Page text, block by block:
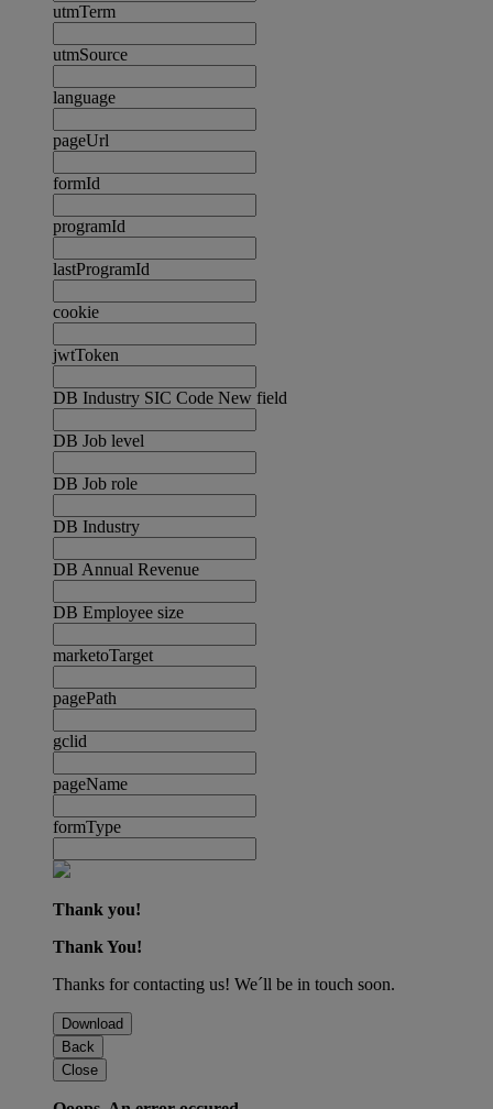
utmTerm
utmSource
language
pageUrl
formId
programId
lastProgramId
cookie
jwtToken
DB Industry SIC Code New field
DB Job level
DB Job role
DB Industry
DB Annual Revenue
DB Employee size
marketoTarget
pagePath
gclid
pageName
formType
Thank you!
Thank You!
Thanks for contacting us! We´ll be in touch soon.
Download
Back
Close